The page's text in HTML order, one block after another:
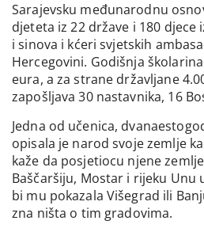
Sarajevsku međunarodnu
djeteta iz 22 države i 180 djece
i sinova i kćeri svjetskih
Hercegovini. Godišnja
eura, a za strane državljane
zapošljava 30 nastavnika, 16
Jedna od učenica,
opisala je narod svoje zemlje
kaže da posjetiocu njene
Baščaršiju, Mostar i rijeku Unu
bi mu pokazala Višegrad ili
zna ništa o tim gradovima.